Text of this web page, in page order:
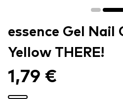
essence Gel Nail
Yellow THERE!
1,79 €